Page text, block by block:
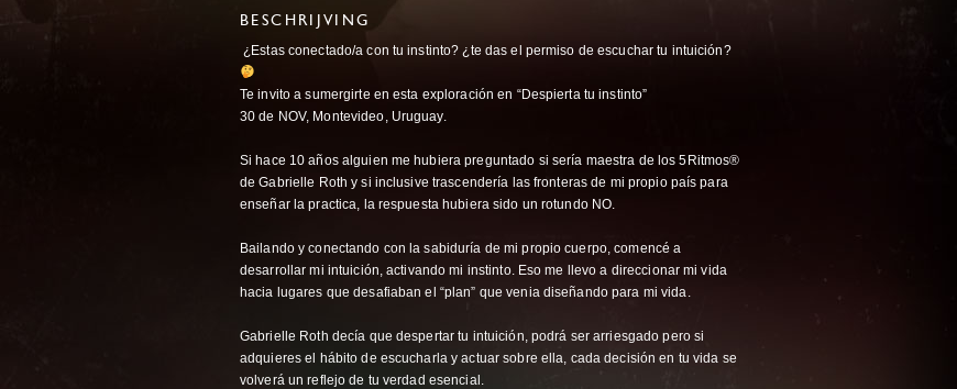
BESCHRIJVING
¿Estas conectado/a con tu instinto? ¿te das el permiso de escuchar tu intuición?
Te invito a sumergirte en esta exploración en “Despierta tu instinto”
30 de NOV, Montevideo, Uruguay.
Si hace 10 años alguien me hubiera preguntado si sería maestra de los 5Ritmos®️
de Gabrielle Roth y si inclusive trascendería las fronteras de mi propio país para
enseñar la practica, la respuesta hubiera sido un rotundo NO.
Bailando y conectando con la sabiduría de mi propio cuerpo, comencé a
desarrollar mi intuición, activando mi instinto. Eso me llevo a direccionar mi vida
hacia lugares que desafiaban el “plan” que venia diseñando para mi vida.
Gabrielle Roth decía que despertar tu intuición, podrá ser arriesgado pero si
adquieres el hábito de escucharla y actuar sobre ella, cada decisión en tu vida se
volverá un reflejo de tu verdad esencial.